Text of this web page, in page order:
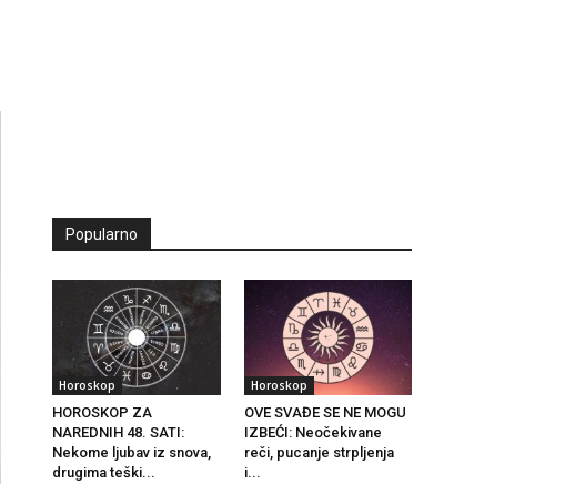
Popularno
Horoskop
HOROSKOP ZA
NAREDNIH 48. SATI:
Nekome ljubav iz snova,
drugima teški...
Horoskop
OVE SVAĐE SE NE MOGU
IZBEĆI: Neočekivane
reči, pucanje strpljenja
i...